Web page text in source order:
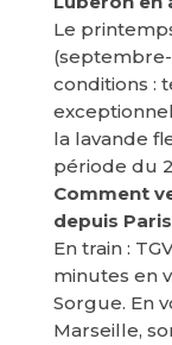
Le
conditions :
la lavande
période du
Comment
depuis
En train :
minutes en
Sorgue. En
Marseille,